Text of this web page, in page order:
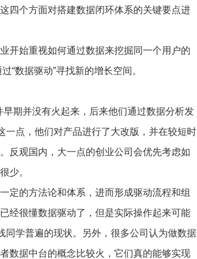
四个方面对搭建数据闭环体系的关键要点进
开始重视如何通过数据来挖掘同一个用户的
“数据驱动”寻找新的增长空间。
期并没有火起来，后来他们通过数据分析发
一点，他们对产品进行了大改版，并在较短时
反观国内，大一点的创业公司会优先考虑如
少。
定的方法论和体系，进而形成驱动流程和组
经很懂数据驱动了，但是实际操作起来可能
同学普遍的现状。另外，很多公司认为做数据
数据中台的概念比较火，它们真的能够实现